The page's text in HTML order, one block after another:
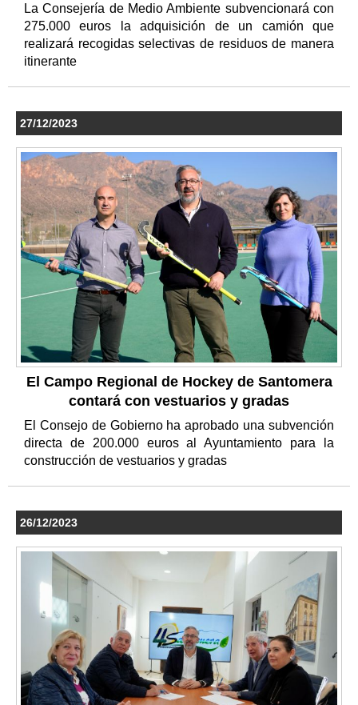
La Consejería de Medio Ambiente subvencionará con
275.000 euros la adquisición de un camión que
realizará recogidas selectivas de residuos de manera
itinerante
27/12/2023
El Campo Regional de Hockey de Santomera
contará con vestuarios y gradas
El Consejo de Gobierno ha aprobado una subvención
directa de 200.000 euros al Ayuntamiento para la
construcción de vestuarios y gradas
26/12/2023